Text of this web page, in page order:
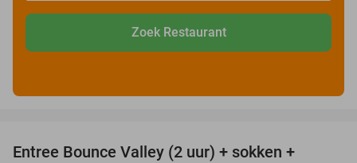
Zoek Restaurant
Entree Bounce Valley (2 uur) + sokken +